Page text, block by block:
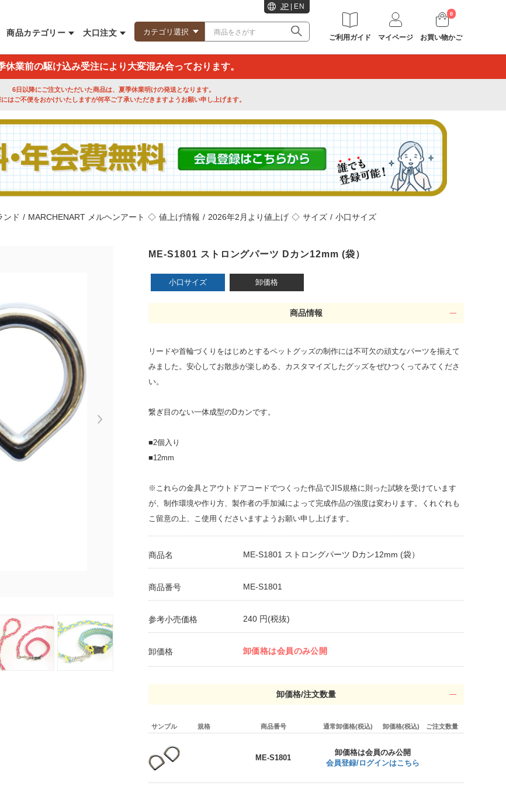
休業前の駆け込み受注により大変混み合っております。
6日以降にご注文いただいた商品は、夏季休業明けの発送となります。
にはご不便をおかけいたしますが何卒ご了承いただきますようお願い申し上げます。
ンド / MARCHENART メルヘンアート ◇ 値上げ情報 / 2026年2月より値上げ ◇ サイズ / 小口サイズ
Next
ME-S1801 ストロングパーツ Dカン12mm (袋）
小口サイズ 卸価格
商品情報
リードや首輪づくりをはじめとするペットグッズの制作には不可欠の頑丈なパーツを揃えて
みました。安心してお散歩が楽しめる、カスタマイズしたグッズをぜひつくってみてくださ
い。
繋ぎ目のない一体成型のDカンです。
■2個入り
■12mm
※これらの金具とアウトドアコードでつくった作品でJIS規格に則った試験を受けています
が、制作環境や作り方、製作者の手加減によって完成作品の強度は変わります。くれぐれも
こ留意の上、こ使用くださいますようお願い申し上げます。
商品名 ME-S1801 ストロングパーツ Dカン12mm (袋）
商品番号 ME-S1801
参考小売価格 240 円(税抜)
卸価格 卸価格は会員のみ公開
卸価格/注文数量
サンプル 規格 商品番号 通常卸価格(税込) 卸価格(税込) ご注文数量
ME-S1801
卸価格は会員のみ公開
会員登録/ログインはこちら
商品カテゴリー 大口注文
JP EN
ご利用ガイド マイページ
0
お買い物かご